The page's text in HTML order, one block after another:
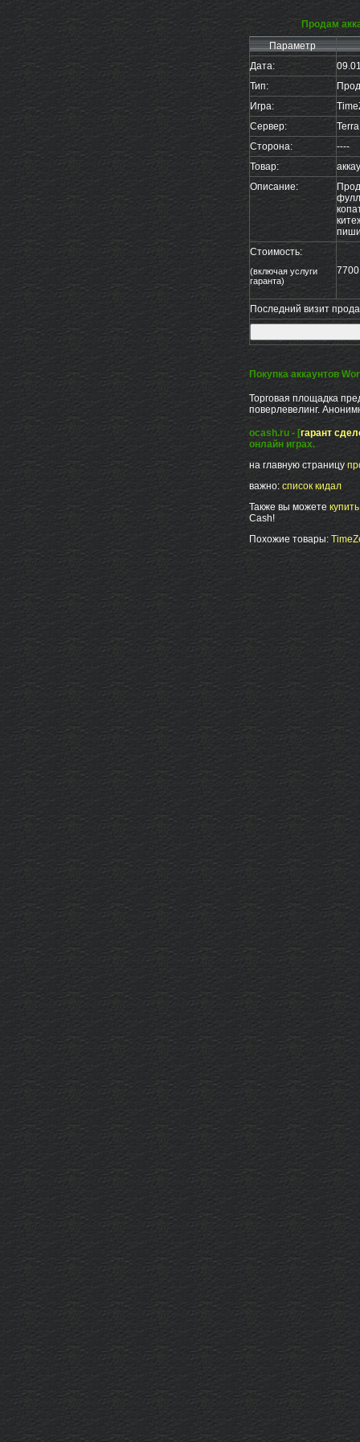
Продам
Параметр
Дата:
Тип:
Игра:
Сервер:
Сторона:
----
Товар:
Описание:
Стоимость:
(включая услуги
гаранта)
Последний визит
Покупка аккаунтов
Торговая площадка
поверлевелинг.
ocash.ru - [гарант
онлайн играх.
на главную страницу
важно: список кидал
Также вы можете
Cash!
Похожие товары: